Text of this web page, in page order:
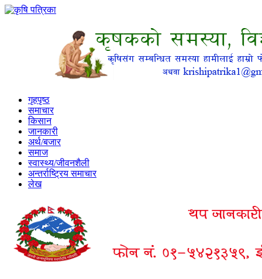
गृहपृष्ठ
समाचार
किसान
जानकारी
अर्थ/बजार
समाज
स्वास्थ्य/जीवनशैली
अन्तर्राष्ट्रिय समाचार
लेख